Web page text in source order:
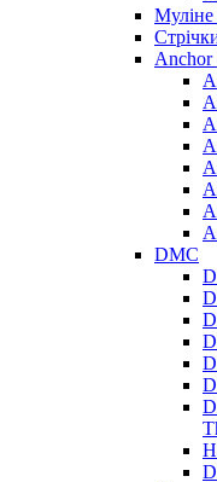
Муліне
Anchor
DMC